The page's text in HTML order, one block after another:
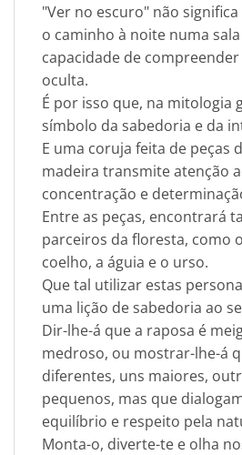
"Ver no escuro" não
o caminho à noite numa sala
capacidade de
oculta.
É por isso que, na mitologia
símbolo da sabedoria e da
E uma coruja feita de peças
madeira transmite atenção
concentração e
Entre as peças, encontrará
parceiros da floresta, como
coelho, a águia e o urso.
Que tal utilizar estas
uma lição de sabedoria ao
Dir-lhe-á que a raposa é
medroso, ou mostrar-lhe-á
diferentes, uns maiores,
pequenos, mas que
equilíbrio e respeito pela
Monta-o, diverte-te e olha